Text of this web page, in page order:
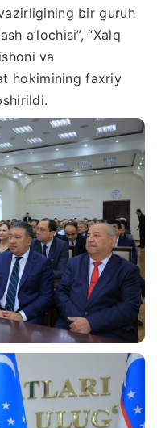
bir guruh
a’lochisi”, “Xalq
va
hokimining faxriy